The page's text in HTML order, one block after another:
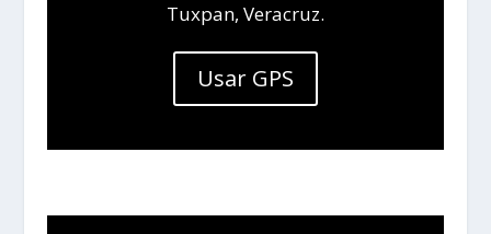
Tuxpan, Veracruz.
Usar GPS